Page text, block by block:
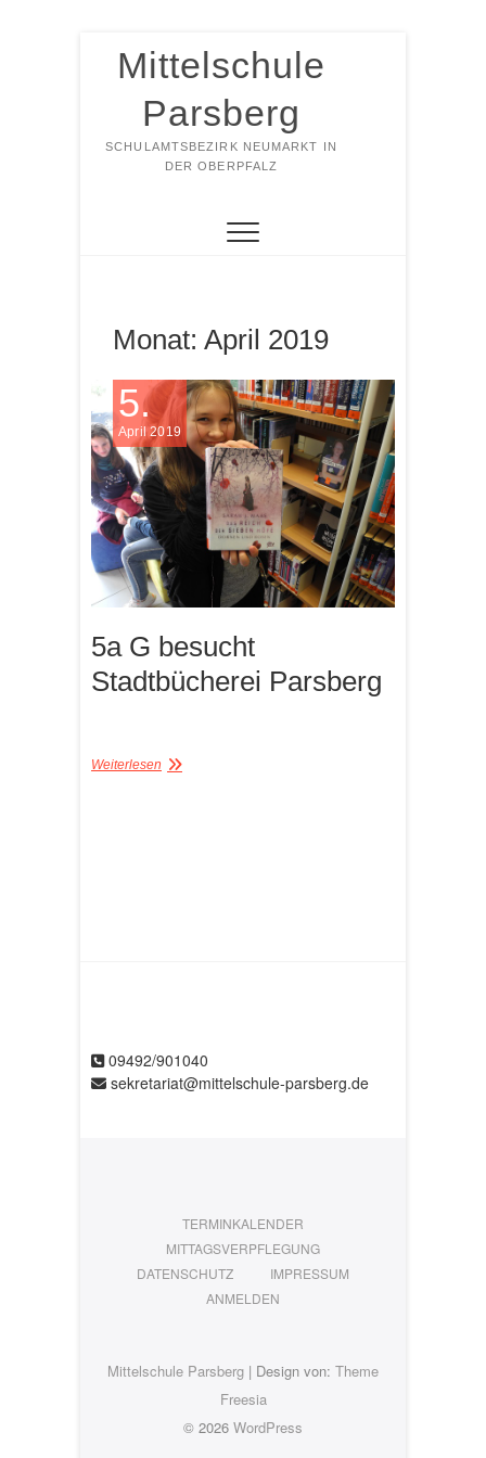
Mittelschule
Parsberg
SCHULAMTSBEZIRK NEUMARKT IN
DER OBERPFALZ
Monat: April 2019
5.
April 2019
5a G besucht
Stadtbücherei Parsberg
Weiterlesen
09492/901040
sekretariat@mittelschule-parsberg.de
TERMINKALENDER
MITTAGSVERPFLEGUNG
DATENSCHUTZ
IMPRESSUM
ANMELDEN
Mittelschule Parsberg | Design von: Theme
Freesia
© 2026 WordPress